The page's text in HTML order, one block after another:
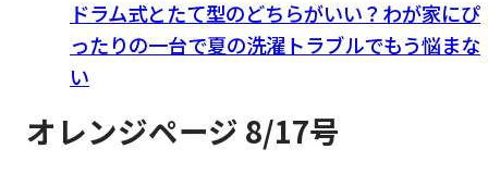
ドラム式とたて型のどちらがいい？わが家にぴ
ったりの一台で夏の洗濯トラブルでもう悩まな
い
オレンジページ 8/17号